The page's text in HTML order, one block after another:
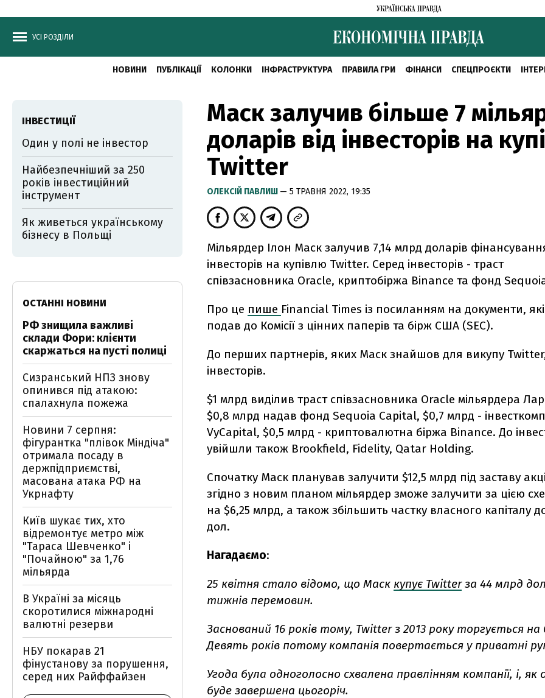
УСІ РОЗДІЛИ
НОВИНИ ПУБЛІКАЦІЇ КОЛОНКИ ІНФРАСТРУКТУРА ПРАВИЛА ГРИ ФІНАНСИ СПЕЦПРОЄКТИ
Маск залучив більше 7
доларів від інвесторів на
Twitter
ОЛЕКСІЙ ПАВЛИШ — 5 ТРАВНЯ 2022, 19:35
Мільярдер Ілон Маск залучив 7,14 млрд доларів
інвесторів на купівлю Twitter. Серед інвесторів - траст
співзасновника Oracle, криптобіржа Binance та фонд
Про це пише Financial Times із посиланням на документи,
подав до Комісії з цінних паперів та бірж США (SEC).
До перших партнерів, яких Маск знайшов для викупу
інвесторів.
$1 млрд виділив траст співзасновника Oracle мільярдера
$0,8 млрд надав фонд Sequoia Capital, $0,7 млрд -
VyCapital, $0,5 млрд - криптовалютна біржа Binance. До
увійшли також Brookfield, Fidelity, Qatar Holding.
Спочатку Маск планував залучити $12,5 млрд під заставу
згідно з новим планом мільярдер зможе залучити за цією
на $6,25 млрд, а також збільшить частку власного капіталу
дол.
Нагадаємо:
25 квітня стало відомо, що Маск купує Twitterза 44 млрд
тижнів перемовин.
Заснований 16 років тому, Twitter з 2013 року торгується на
Девять років потому компанія повертається у приватні
Угода була одноголосно схвалена правлінням компанії, і, як
буде завершена цьогоріч.
ІНВЕСТИЦІЇ
Один у полі не інвестор
Найбезпечніший за 250
років інвестиційний
інструмент
Як живеться українському
бізнесу в Польщі
ОСТАННІ НОВИНИ
РФ знищила важливі
склади Фори: клієнти
скаржаться на пусті полиці
Сизранський НПЗ знову
опинився під атакою:
спалахнула пожежа
Новини 7 серпня:
фігурантка "плівок Міндіча"
отримала посаду в
держпідприємстві,
масована атака РФ на
Укрнафту
Київ шукає тих, хто
відремонтує метро між
"Тараса Шевченко" і
"Почайною" за 1,76
мільярда
В Україні за місяць
скоротилися міжнародні
валютні резерви
НБУ покарав 21
фінустанову за порушення,
серед них Райффайзен